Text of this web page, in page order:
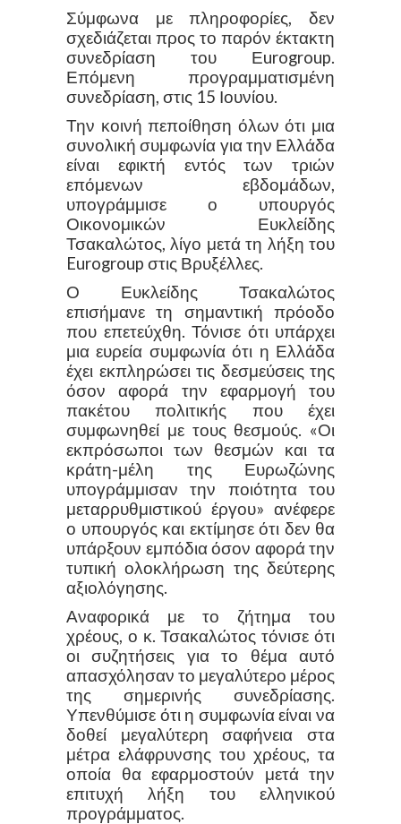
Σύμφωνα με πληροφορίες, δεν
σχεδιάζεται προς το παρόν έκτακτη
συνεδρίαση του Εurogroup.
Επόμενη προγραμματισμένη
συνεδρίαση, στις 15 Ιουνίου.
Την κοινή πεποίθηση όλων ότι μια
συνολική συμφωνία για την Ελλάδα
είναι εφικτή εντός των τριών
επόμενων εβδομάδων,
υπογράμμισε ο υπουργός
Οικονομικών Ευκλείδης
Τσακαλώτος, λίγο μετά τη λήξη του
Eurogroup στις Βρυξέλλες.
Ο Ευκλείδης Τσακαλώτος
επισήμανε τη σημαντική πρόοδο
που επετεύχθη. Τόνισε ότι υπάρχει
μια ευρεία συμφωνία ότι η Ελλάδα
έχει εκπληρώσει τις δεσμεύσεις της
όσον αφορά την εφαρμογή του
πακέτου πολιτικής που έχει
συμφωνηθεί με τους θεσμούς. «Οι
εκπρόσωποι των θεσμών και τα
κράτη-μέλη της Ευρωζώνης
υπογράμμισαν την ποιότητα του
μεταρρυθμιστικού έργου» ανέφερε
ο υπουργός και εκτίμησε ότι δεν θα
υπάρξουν εμπόδια όσον αφορά την
τυπική ολοκλήρωση της δεύτερης
αξιολόγησης.
Αναφορικά με το ζήτημα του
χρέους, ο κ. Τσακαλώτος τόνισε ότι
οι συζητήσεις για το θέμα αυτό
απασχόλησαν το μεγαλύτερο μέρος
της σημερινής συνεδρίασης.
Υπενθύμισε ότι η συμφωνία είναι να
δοθεί μεγαλύτερη σαφήνεια στα
μέτρα ελάφρυνσης του χρέους, τα
οποία θα εφαρμοστούν μετά την
επιτυχή λήξη του ελληνικού
προγράμματος.